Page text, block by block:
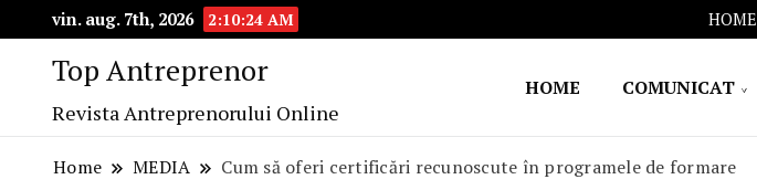
vin. aug. 7th, 2026 2:10:25 AM HOME
Top Antreprenor
Revista Antreprenorului Online
HOME COMUNICAT
Home MEDIA Cum să oferi certificări recunoscute în programele de formare